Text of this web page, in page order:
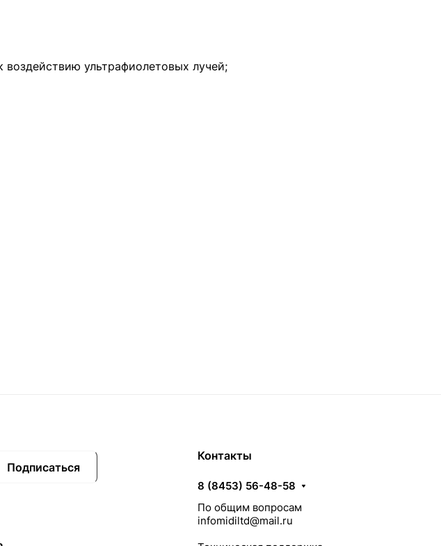
ультрафиолетовых лучей;
Подписаться
Контакты
8 (8453) 56-48-58
По общим вопросам
infomidiltd@mail.ru